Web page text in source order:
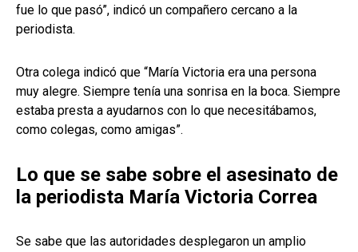
fue lo que pasó”, indicó un compañero cercano a la
periodista.
Otra colega indicó que “María Victoria era una persona
muy alegre. Siempre tenía una sonrisa en la boca. Siempre
estaba presta a ayudarnos con lo que necesitábamos,
como colegas, como amigas”.
Lo que se sabe sobre el asesinato de
la periodista María Victoria Correa
Se sabe que las autoridades desplegaron un amplio